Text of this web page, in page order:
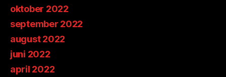
oktober 2022
september 2022
august 2022
juni 2022
april 2022